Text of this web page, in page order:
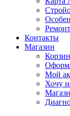
Контакты
Магазин
Мой
Хочу